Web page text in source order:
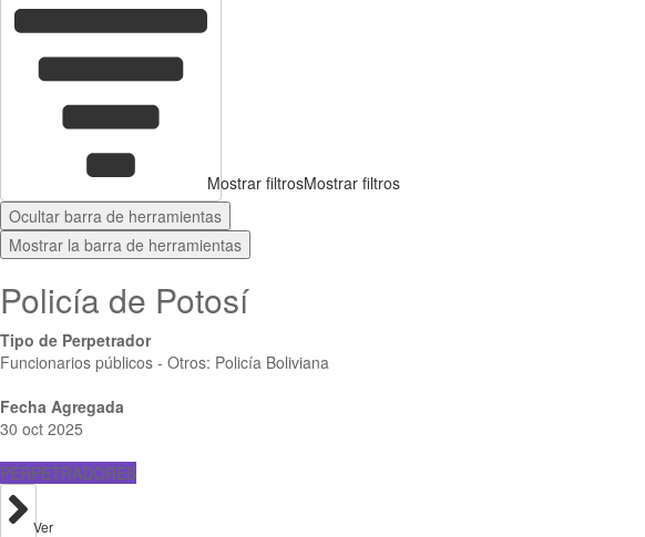
Mostrar filtrosMostrar filtros
Ocultar barra de herramientas
Mostrar la barra de herramientas
Policía de Potosí
Tipo de Perpetrador
Funcionarios públicos - Otros: Policía Boliviana
Fecha Agregada
30 oct 2025
PERPETRADORES
Ver